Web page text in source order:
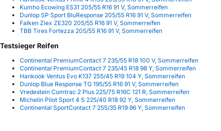
Kumho Ecowing ES31 205/55 R16 91 V, Sommerreifen
Dunlop SP Sport BluResponse 205/55 R16 91 V, Sommerreifen
Falken Ziex ZE320 205/55 R16 91 V, Sommerreifen
TBB Tires Fortezza 205/55 R16 91 V, Sommerreifen
Testsieger Reifen
Continental PremiumContact 7 235/55 R18 100 V, Sommerreifen
Continental PremiumContact 7 235/45 R18 98 Y, Sommerreifen
Hankook Ventus Evo K137 255/45 R19 104 Y, Sommerreifen
Dunlop Blue Response TG 195/55 R16 91 V, Sommerreifen
Vredestein Comtrac 2 Plus 225/75 R16C 121 R, Sommerreifen
Michelin Pilot Sport 4 S 225/40 R18 92 Y, Sommerreifen
Continental SportContact 7 255/35 R19 96 Y, Sommerreifen